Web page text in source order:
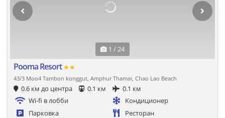
1 / 24
Pooma Resort★★
43/3 Moo4 Tambon konggut, Amphur Thamai, Chao Lao Beach
0.6 км до центра 0.1 км
0.1 км
Wi-fi в лобби
Кондиционер
Парковка
Ресторан